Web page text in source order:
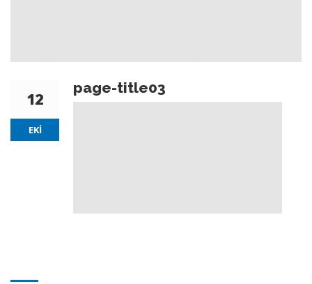
12
EKI
page-title03